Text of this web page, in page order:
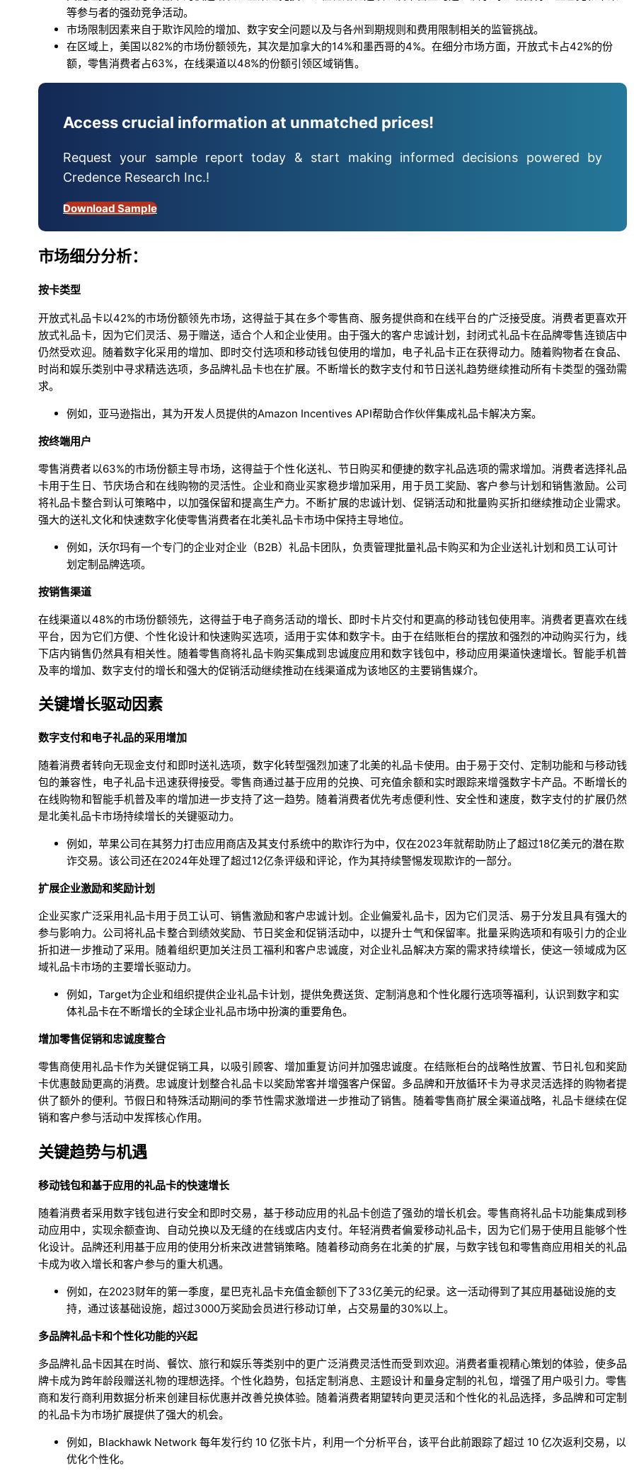
等参与者的强劲竞争活动。
市场限制因素来自于欺诈风险的增加、数字安全问题以及与各州到期规则和费用限制相关的监管挑战。
在区域上，美国以82%的市场份额领先，其次是加拿大的14%和墨西哥的4%。在细分市场方面，开放式卡占42%的份
额，零售消费者占63%，在线渠道以48%的份额引领区域销售。
Access crucial information at unmatched prices!
Request your sample report today & start making informed decisions powered by
Credence Research Inc.!
Download Sample
市场细分分析：
按卡类型
开放式礼品卡以42%的市场份额领先市场，这得益于其在多个零售商、服务提供商和在线平台的广泛接受度。消费者更喜欢开
放式礼品卡，因为它们灵活、易于赠送，适合个人和企业使用。由于强大的客户忠诚计划，封闭式礼品卡在品牌零售连锁店中
仍然受欢迎。随着数字化采用的增加、即时交付选项和移动钱包使用的增加，电子礼品卡正在获得动力。随着购物者在食品、
时尚和娱乐类别中寻求精选选项，多品牌礼品卡也在扩展。不断增长的数字支付和节日送礼趋势继续推动所有卡类型的强劲需
求。
例如，亚马逊指出，其为开发人员提供的Amazon Incentives API帮助合作伙伴集成礼品卡解决方案。
按终端用户
零售消费者以63%的市场份额主导市场，这得益于个性化送礼、节日购买和便捷的数字礼品选项的需求增加。消费者选择礼品
卡用于生日、节庆场合和在线购物的灵活性。企业和商业买家稳步增加采用，用于员工奖励、客户参与计划和销售激励。公司
将礼品卡整合到认可策略中，以加强保留和提高生产力。不断扩展的忠诚计划、促销活动和批量购买折扣继续推动企业需求。
强大的送礼文化和快速数字化使零售消费者在北美礼品卡市场中保持主导地位。
例如，沃尔玛有一个专门的企业对企业（B2B）礼品卡团队，负责管理批量礼品卡购买和为企业送礼计划和员工认可计
划定制品牌选项。
按销售渠道
在线渠道以48%的市场份额领先，这得益于电子商务活动的增长、即时卡片交付和更高的移动钱包使用率。消费者更喜欢在线
平台，因为它们方便、个性化设计和快速购买选项，适用于实体和数字卡。由于在结账柜台的摆放和强烈的冲动购买行为，线
下店内销售仍然具有相关性。随着零售商将礼品卡购买集成到忠诚度应用和数字钱包中，移动应用渠道快速增长。智能手机普
及率的增加、数字支付的增长和强大的促销活动继续推动在线渠道成为该地区的主要销售媒介。
关键增长驱动因素
数字支付和电子礼品的采用增加
随着消费者转向无现金支付和即时送礼选项，数字化转型强烈加速了北美的礼品卡使用。由于易于交付、定制功能和与移动钱
包的兼容性，电子礼品卡迅速获得接受。零售商通过基于应用的兑换、可充值余额和实时跟踪来增强数字卡产品。不断增长的
在线购物和智能手机普及率的增加进一步支持了这一趋势。随着消费者优先考虑便利性、安全性和速度，数字支付的扩展仍然
是北美礼品卡市场持续增长的关键驱动力。
例如，苹果公司在其努力打击应用商店及其支付系统中的欺诈行为中，仅在2023年就帮助防止了超过18亿美元的潜在欺
诈交易。该公司还在2024年处理了超过12亿条评级和评论，作为其持续警惕发现欺诈的一部分。
扩展企业激励和奖励计划
企业买家广泛采用礼品卡用于员工认可、销售激励和客户忠诚计划。企业偏爱礼品卡，因为它们灵活、易于分发且具有强大的
参与影响力。公司将礼品卡整合到绩效奖励、节日奖金和促销活动中，以提升士气和保留率。批量采购选项和有吸引力的企业
折扣进一步推动了采用。随着组织更加关注员工福利和客户忠诚度，对企业礼品解决方案的需求持续增长，使这一领域成为区
域礼品卡市场的主要增长驱动力。
例如，Target为企业和组织提供企业礼品卡计划，提供免费送货、定制消息和个性化履行选项等福利，认识到数字和实
体礼品卡在不断增长的全球企业礼品市场中扮演的重要角色。
增加零售促销和忠诚度整合
零售商使用礼品卡作为关键促销工具，以吸引顾客、增加重复访问并加强忠诚度。在结账柜台的战略性放置、节日礼包和奖励
卡优惠鼓励更高的消费。忠诚度计划整合礼品卡以奖励常客并增强客户保留。多品牌和开放循环卡为寻求灵活选择的购物者提
供了额外的便利。节假日和特殊活动期间的季节性需求激增进一步推动了销售。随着零售商扩展全渠道战略，礼品卡继续在促
销和客户参与活动中发挥核心作用。
关键趋势与机遇
移动钱包和基于应用的礼品卡的快速增长
随着消费者采用数字钱包进行安全和即时交易，基于移动应用的礼品卡创造了强劲的增长机会。零售商将礼品卡功能集成到移
动应用中，实现余额查询、自动兑换以及无缝的在线或店内支付。年轻消费者偏爱移动礼品卡，因为它们易于使用且能够个性
化设计。品牌还利用基于应用的使用分析来改进营销策略。随着移动商务在北美的扩展，与数字钱包和零售商应用相关的礼品
卡成为收入增长和客户参与的重大机遇。
例如，在2023财年的第一季度，星巴克礼品卡充值金额创下了33亿美元的纪录。这一活动得到了其应用基础设施的支
持，通过该基础设施，超过3000万奖励会员进行移动订单，占交易量的30%以上。
多品牌礼品卡和个性化功能的兴起
多品牌礼品卡因其在时尚、餐饮、旅行和娱乐等类别中的更广泛消费灵活性而受到欢迎。消费者重视精心策划的体验，使多品
牌卡成为跨年龄段赠送礼物的理想选择。个性化趋势，包括定制消息、主题设计和量身定制的礼包，增强了用户吸引力。零售
商和发行商利用数据分析来创建目标优惠并改善兑换体验。随着消费者期望转向更灵活和个性化的礼品选择，多品牌和可定制
的礼品卡为市场扩展提供了强大的机会。
例如，Blackhawk Network 每年发行约 10 亿张卡片，利用一个分析平台，该平台此前跟踪了超过 10 亿次返利交易，以
优化个性化。